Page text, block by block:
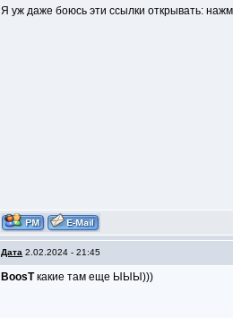
Я уж даже боюсь эти ссылки открывать:
Дата 2.02.2024 - 21:45
BoosTкакие там еще ЫЫЫ)))